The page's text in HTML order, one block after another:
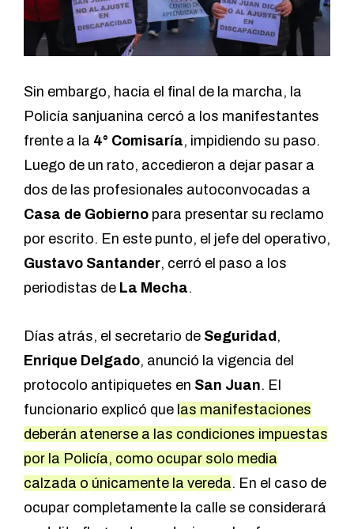
Sin embargo, hacia el final de la marcha, la
Policía sanjuanina cercó a los manifestantes
frente a la 4° Comisaría, impidiendo su paso.
Luego de un rato, accedieron a dejar pasar a
dos de las profesionales autoconvocadas a
Casa de Gobierno para presentar su reclamo
por escrito. En este punto, el jefe del operativo,
Gustavo Santander, cerró el paso a los
periodistas de La Mecha.
Días atrás, el secretario de Seguridad,
Enrique Delgado, anunció la vigencia del
protocolo antipiquetes en San Juan. El
funcionario explicó que las manifestaciones
deberán atenerse a las condiciones impuestas
por la Policía, como ocupar solo media
calzada o únicamente la vereda. En el caso de
ocupar completamente la calle se considerará